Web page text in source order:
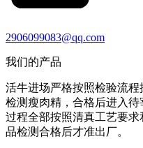
2906099083@qq.com
我们的产品
活牛进场严格按照检验流
检测瘦肉精，合格后进入
过程全部按照清真工艺要
品检测合格后才准出厂。